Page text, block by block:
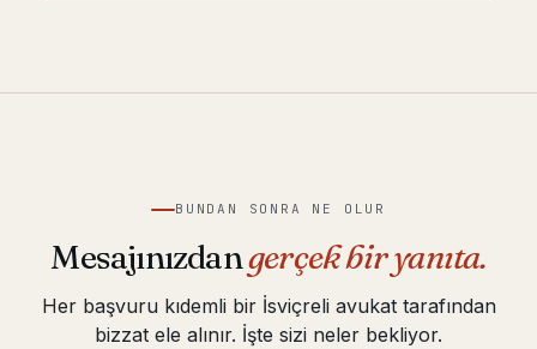
BUNDAN SONRA NE OLUR
Mesajınızdangerçek bir yanıta.
Her başvuru kıdemli bir İsviçreli avukat tarafından
bizzat ele alınır. İşte sizi neler bekliyor.